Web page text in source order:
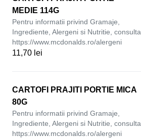
MEDIE 114G
Pentru informatii privind Gramaje,
Ingrediente, Alergeni si Nutritie, consulta
https://www.mcdonalds.ro/alergeni
11,70 lei
CARTOFI PRAJITI PORTIE MICA
80G
Pentru informatii privind Gramaje,
Ingrediente, Alergeni si Nutritie, consulta
https://www.mcdonalds.ro/alergeni